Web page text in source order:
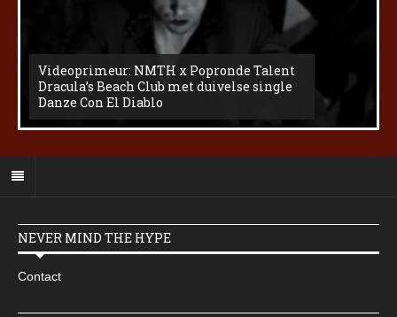
Videoprimeur: NMTH x Popronde Talent
Dracula’s Beach Club met duivelse single
Danze Con El Diablo
NEVER MIND THE HYPE
Contact